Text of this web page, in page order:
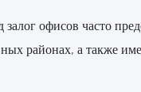
офисов часто
районах, а также